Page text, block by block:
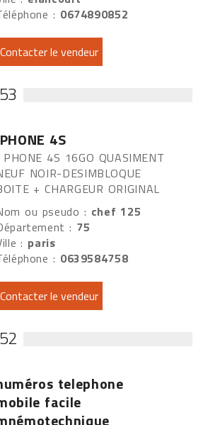
: 0674890852
4S
4S 16GO QUASIMENT
NOIR-DESIMBLOQUE
+ CHARGEUR ORIGINAL
ou pseudo : chef 125
: 75
: paris
: 0639584758
telephone
facile